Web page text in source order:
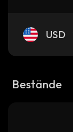
USD
Bestände